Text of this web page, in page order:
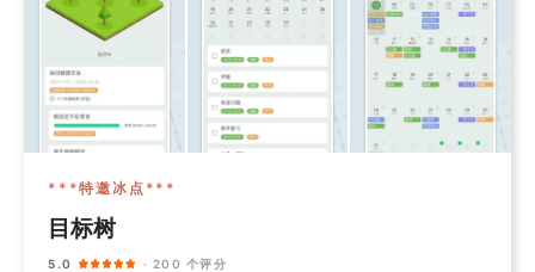
***特邀冰点***
目标树
5.0 · 200 个评分